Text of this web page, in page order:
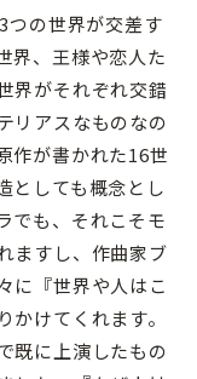
つの世界が交差す
界、王様や恋人た
界がそれぞれ交錯
リアスなものなの
作が書かれた16世
としても概念とし
でも、それこそモ
ますし、作曲家ブ
に『世界や人はこ
けてくれます。
既に上演したもの